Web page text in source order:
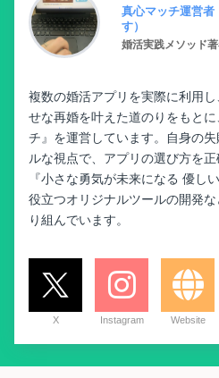
真心マッチ運営者
す）
婚活実践メソッド
複数の婚活アプリを実際に利用
せな再婚を叶えた道のりをもと
チ』を運営しています。自身の
ルな視点で、アプリの選び方を
『小さな勇気が未来になる 優し
役立つオリジナルツールの開発
り組んでいます。
X Instagram Website